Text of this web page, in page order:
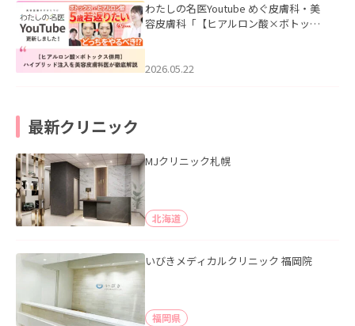
わたしの名医Youtube めぐ皮膚科・美
容皮膚科「【ヒアルロン酸×ボトック
た。
2026.05.22
最新クリニック
MJクリニック札幌
北海道
いびきメディカルクリニック 福岡院
福岡県